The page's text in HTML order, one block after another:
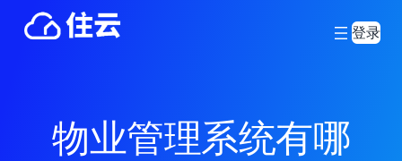
登录
物业管理系统有哪